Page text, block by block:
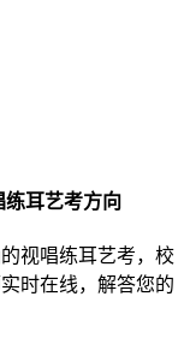
耳艺考方向
视唱练耳艺考，校
时在线，解答您的